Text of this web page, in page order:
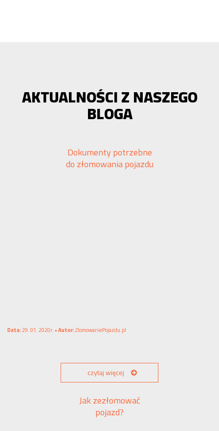
AKTUALNOŚCI Z NASZEGO
BLOGA
Dokumenty potrzebne
do złomowania pojazdu
Data:29. 01. 2020r. •Autor:ZlomowaniePojazdu.pl
czytaj więcej
Jak zezłomować
pojazd?